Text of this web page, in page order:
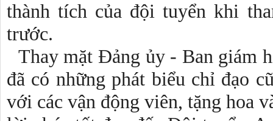
thành tích của đội tuyển khi
trước.
Thay mặt Đảng ủy - Ban giám
đã có những phát biểu chỉ đạo
với các vận động viên, tặng hoa